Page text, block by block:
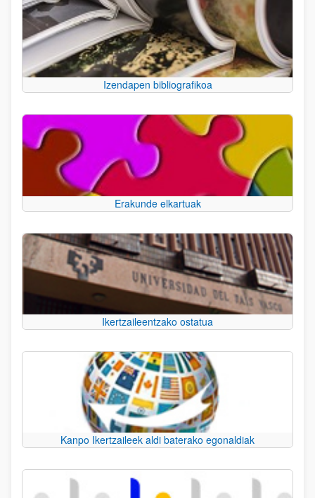
Izendapen bibliografikoa
Erakunde elkartuak
Ikertzaileentzako ostatua
Kanpo Ikertzaileek aldi baterako egonaldiak